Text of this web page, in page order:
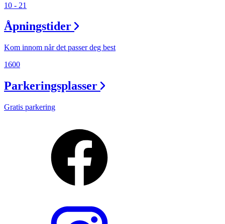
10 - 21
Åpningstider
Kom innom når det passer deg best
1600
Parkeringsplasser
Gratis parkering